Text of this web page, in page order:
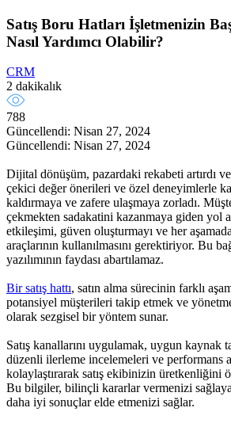
Satış Boru Hatları İşletmenizin
Nasıl Yardımcı Olabilir?
CRM
2 dakikalık
788
Güncellendi: Nisan 27, 2024
Güncellendi: Nisan 27, 2024
Dijital dönüşüm, pazardaki rekabeti artırdı
çekici değer önerileri ve özel deneyimlerle
kaldırmaya ve zafere ulaşmaya zorladı.
çekmekten sadakatini kazanmaya giden yol
etkileşimi, güven oluşturmayı ve her
araçlarının kullanılmasını gerektiriyor. Bu
yazılımının faydası abartılamaz.
Bir satış hattı, satın alma sürecinin farklı
potansiyel müşterileri takip etmek ve
olarak sezgisel bir yöntem sunar.
Satış kanallarını uygulamak, uygun kaynak
düzenli ilerleme incelemeleri ve performans
kolaylaştırarak satış ekibinizin üretkenliğini
Bu bilgiler, bilinçli kararlar vermenizi
daha iyi sonuçlar elde etmenizi sağlar.